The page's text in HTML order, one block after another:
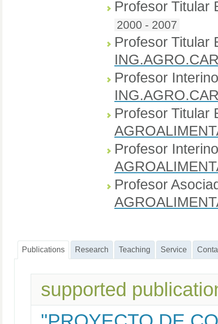
Profesor Titular
2000 - 2007
Profesor Titular
Profesor
Profesor Titular
Profesor
Profesor
Publications Research Teaching Service
supported